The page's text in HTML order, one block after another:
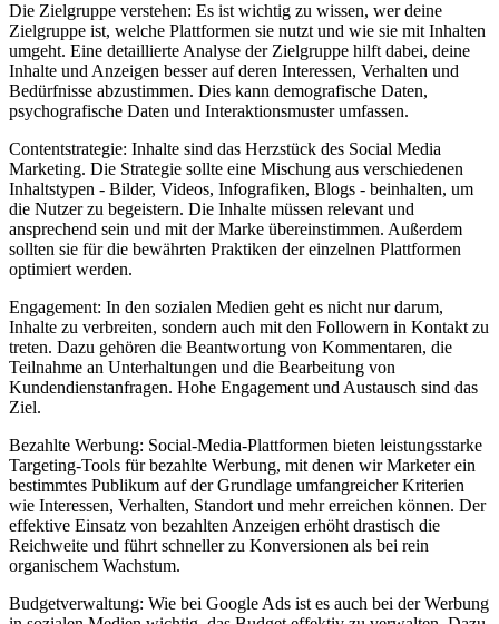
Die Zielgruppe verstehen: Es ist wichtig zu wissen, wer deine
Zielgruppe ist, welche Plattformen sie nutzt und wie sie mit Inhalten
umgeht. Eine detaillierte Analyse der Zielgruppe hilft dabei, deine
Inhalte und Anzeigen besser auf deren Interessen, Verhalten und
Bedürfnisse abzustimmen. Dies kann demografische Daten,
psychografische Daten und Interaktionsmuster umfassen.
Contentstrategie: Inhalte sind das Herzstück des Social Media
Marketing. Die Strategie sollte eine Mischung aus verschiedenen
Inhaltstypen - Bilder, Videos, Infografiken, Blogs - beinhalten, um
die Nutzer zu begeistern. Die Inhalte müssen relevant und
ansprechend sein und mit der Marke übereinstimmen. Außerdem
sollten sie für die bewährten Praktiken der einzelnen Plattformen
optimiert werden.
Engagement: In den sozialen Medien geht es nicht nur darum,
Inhalte zu verbreiten, sondern auch mit den Followern in Kontakt zu
treten. Dazu gehören die Beantwortung von Kommentaren, die
Teilnahme an Unterhaltungen und die Bearbeitung von
Kundendienstanfragen. Hohe Engagement und Austausch sind das
Ziel.
Bezahlte Werbung: Social-Media-Plattformen bieten leistungsstarke
Targeting-Tools für bezahlte Werbung, mit denen wir Marketer ein
bestimmtes Publikum auf der Grundlage umfangreicher Kriterien
wie Interessen, Verhalten, Standort und mehr erreichen können. Der
effektive Einsatz von bezahlten Anzeigen erhöht drastisch die
Reichweite und führt schneller zu Konversionen als bei rein
organischem Wachstum.
Budgetverwaltung: Wie bei Google Ads ist es auch bei der Werbung